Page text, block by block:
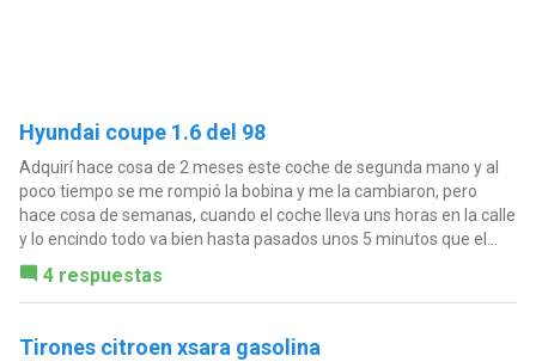
Hyundai coupe 1.6 del 98
Adquirí hace cosa de 2 meses este coche de segunda mano y al
poco tiempo se me rompió la bobina y me la cambiaron, pero
hace cosa de semanas, cuando el coche lleva uns horas en la calle
y lo encindo todo va bien hasta pasados unos 5 minutos que el...
4 respuestas
Tirones citroen xsara gasolina